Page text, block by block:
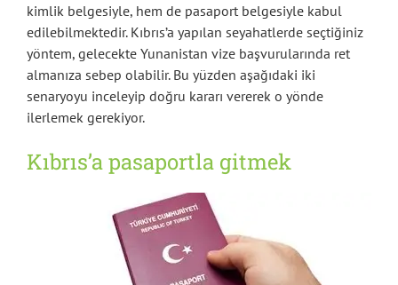
kimlik belgesiyle, hem de pasaport belgesiyle kabul
edilebilmektedir. Kıbrıs’a yapılan seyahatlerde seçtiğiniz
yöntem, gelecekte Yunanistan vize başvurularında ret
almanıza sebep olabilir. Bu yüzden aşağıdaki iki
senaryoyu inceleyip doğru kararı vererek o yönde
ilerlemek gerekiyor.
Kıbrıs’a pasaportla gitmek